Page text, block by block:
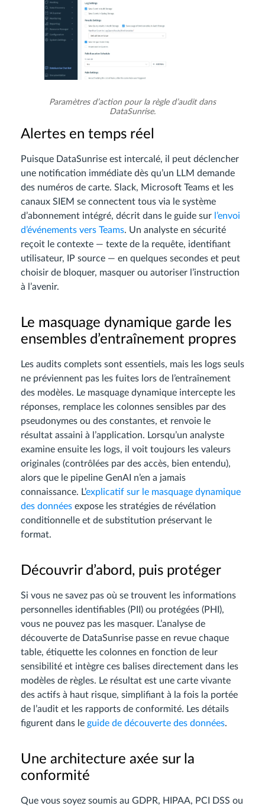
Paramètres d’action pour la règle d’audit dans
DataSunrise.
Alertes en temps réel
Puisque DataSunrise est intercalé, il peut déclencher
une notification immédiate dès qu’un LLM demande
des numéros de carte. Slack, Microsoft Teams et les
canaux SIEM se connectent tous via le système
d’abonnement intégré, décrit dans le guide sur l’envoi
d’événements vers Teams. Un analyste en sécurité
reçoit le contexte — texte de la requête, identifiant
utilisateur, IP source — en quelques secondes et peut
choisir de bloquer, masquer ou autoriser l’instruction
à l’avenir.
Le masquage dynamique garde les
ensembles d’entraînement propres
Les audits complets sont essentiels, mais les logs seuls
ne préviennent pas les fuites lors de l’entraînement
des modèles. Le masquage dynamique intercepte les
réponses, remplace les colonnes sensibles par des
pseudonymes ou des constantes, et renvoie le
résultat assaini à l’application. Lorsqu’un analyste
examine ensuite les logs, il voit toujours les valeurs
originales (contrôlées par des accès, bien entendu),
alors que le pipeline GenAI n’en a jamais
connaissance. L’explicatif sur le masquage dynamique
des données expose les stratégies de révélation
conditionnelle et de substitution préservant le
format.
Découvrir d’abord, puis protéger
Si vous ne savez pas où se trouvent les informations
personnelles identifiables (PII) ou protégées (PHI),
vous ne pouvez pas les masquer. L’analyse de
découverte de DataSunrise passe en revue chaque
table, étiquette les colonnes en fonction de leur
sensibilité et intègre ces balises directement dans les
modèles de règles. Le résultat est une carte vivante
des actifs à haut risque, simplifiant à la fois la portée
de l’audit et les rapports de conformité. Les détails
figurent dans le guide de découverte des données.
Une architecture axée sur la
conformité
Que vous soyez soumis au GDPR, HIPAA, PCI DSS ou